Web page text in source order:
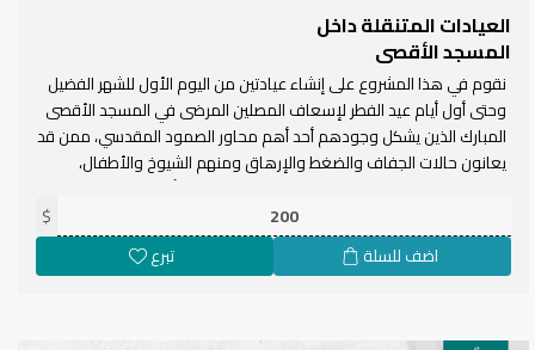
العيادات المتنقلة داخل
المسجد الأقصى
نقوم في هذا المشروع على إنشاء عيادتين من اليوم الأول للشهر الفضيل
وحتى أول أيام عيد الفطر لإسعاف المصلين المرضى في المسجد الأقصى
المبارك الذين يشكل وجودهم أحد أهم محاور الصمود المقدسي، ممن قد
يعانون حالات الجفاف والضغط والإرهاق ومنهم الشيوخ والأطفال،
فنسعى لتزويد كل عيادة بناقلة كهربائية ومعدات وأدوات ومستهلكات
طبية وأدوية، وكادر طبي متكامل. كم يتم إنشاء مختبر طبي يشمل فحص
وتحليل الدم وفحص التراساوند وايكو ليكون الأول من نوعه في باحات
المسجد ويرفع مستوى الخدمات الصحية بناء على توصيات الفريق الطبي
$
اضف للسلة تبرع